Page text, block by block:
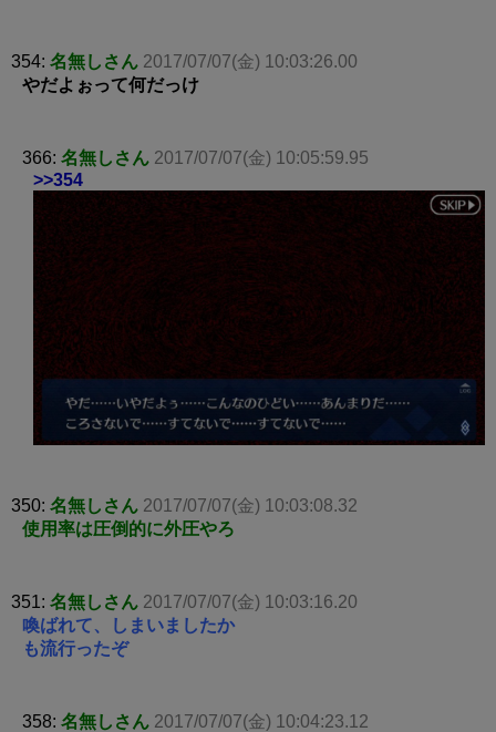
354: 名無しさん 2017/07/07(金) 10:03:26.00
やだよぉって何だっけ
366: 名無しさん 2017/07/07(金) 10:05:59.95
>>354
350: 名無しさん 2017/07/07(金) 10:03:08.32
使用率は圧倒的に外圧やろ
351: 名無しさん 2017/07/07(金) 10:03:16.20
喚ばれて、しまいましたか
も流行ったぞ
358: 名無しさん 2017/07/07(金) 10:04:23.12